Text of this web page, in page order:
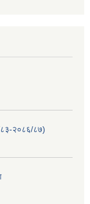
८३-२०८६/८७)